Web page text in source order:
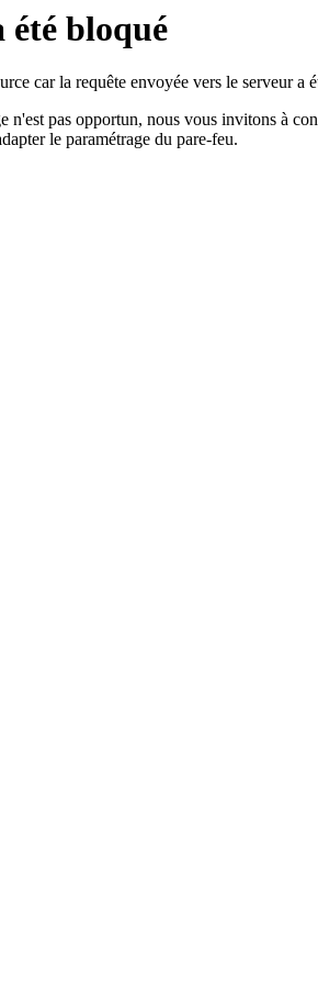
été bloqué
car la requête envoyée vers le serveur a
n'est pas opportun, nous vous invitons à
le paramétrage du pare-feu.